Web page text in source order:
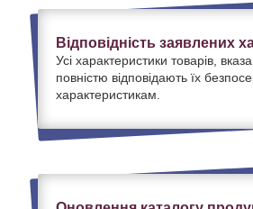
Відповідність заявлених
Усі характеристики товарів,
повністю відповідають їх
характеристикам.